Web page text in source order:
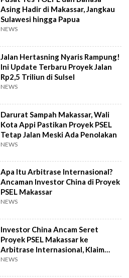
Asing Hadir di Makassar, Jangkau
Sulawesi hingga Papua
NEWS
Jalan Hertasning Nyaris Rampung!
Ini Update Terbaru Proyek Jalan
Rp2,5 Triliun di Sulsel
NEWS
Darurat Sampah Makassar, Wali
Kota Appi Pastikan Proyek PSEL
Tetap Jalan Meski Ada Penolakan
NEWS
Apa Itu Arbitrase Internasional?
Ancaman Investor China di Proyek
PSEL Makassar
NEWS
Investor China Ancam Seret
Proyek PSEL Makassar ke
Arbitrase Internasional, Klaim
Rugi Rp2,4 T
NEWS